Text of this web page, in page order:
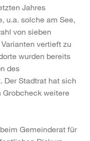
Jahres
u.a. solche am See,
von sieben
vertieft zu
wurden bereits
des
Der Stadtrat hat sich
weitere
Gemeinderat für